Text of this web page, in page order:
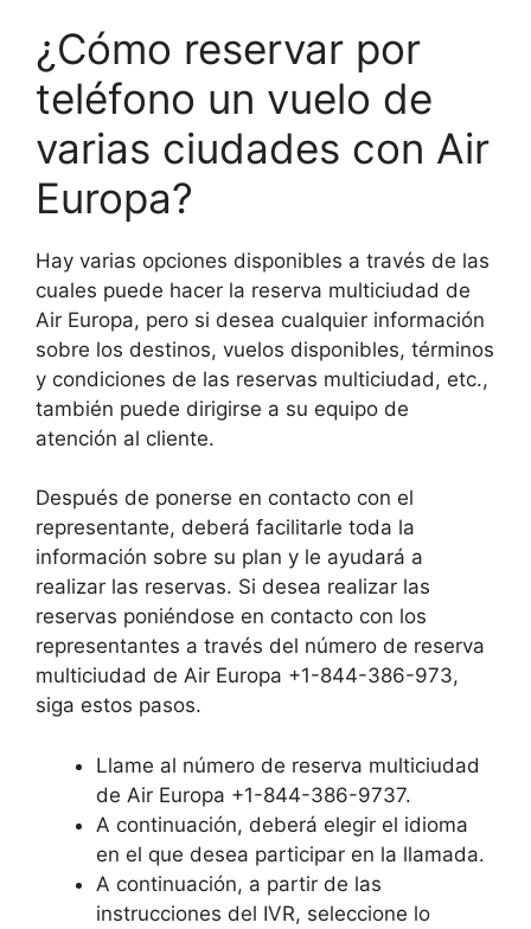
¿Cómo reservar por
teléfono un vuelo de
varias ciudades con Air
Europa?
Hay varias opciones disponibles a través de las
cuales puede hacer la reserva multiciudad de
Air Europa, pero si desea cualquier información
sobre los destinos, vuelos disponibles, términos
y condiciones de las reservas multiciudad, etc.,
también puede dirigirse a su equipo de
atención al cliente.
Después de ponerse en contacto con el
representante, deberá facilitarle toda la
información sobre su plan y le ayudará a
realizar las reservas. Si desea realizar las
reservas poniéndose en contacto con los
representantes a través del número de reserva
multiciudad de Air Europa +1-844-386-973,
siga estos pasos.
Llame al número de reserva multiciudad
de Air Europa +1-844-386-9737.
A continuación, deberá elegir el idioma
en el que desea participar en la llamada.
A continuación, a partir de las
instrucciones del IVR, seleccione lo